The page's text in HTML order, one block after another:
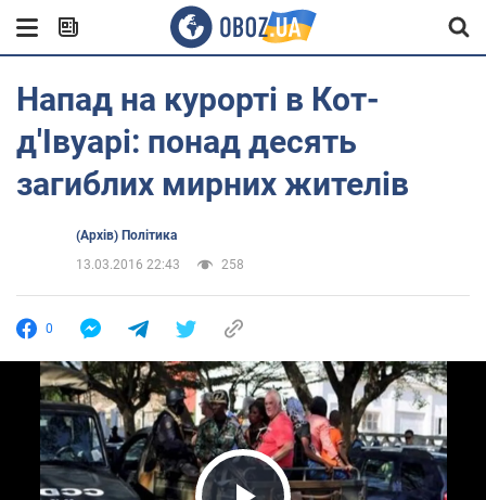
Напад на курорті в Кот-
д'Івуарі: понад десять
загиблих мирних жителів
(Архів) Політика
13.03.2016 22:43
258
0